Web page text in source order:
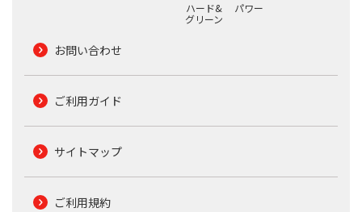
ハード&
グリーン
パワー
お問い合わせ
ご利用ガイド
サイトマップ
ご利用規約